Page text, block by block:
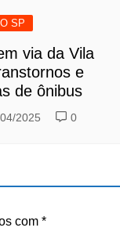
SP
via da Vila
e
de ônibus
2025 0
com *